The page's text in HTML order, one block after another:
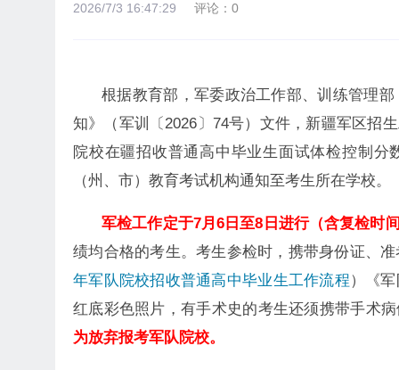
2026/7/3 16:47:29 评论：0
根据教育部，军委政治工作部、训练管理
知》（军训〔2026〕74号）文件，新疆军区招
院校在疆招收普通高中毕业生面试体检控制分
（州、市）教育考试机构通知至考生所在学校。
军检工作定于7月6日至8日进行（含复检时
绩均合格的考生。考生参检时，携带身份证、
年军队院校招收普通高中毕业生工作流程）《
红底彩色照片，有手术史的考生还须携带手术
为放弃报考军队院校。